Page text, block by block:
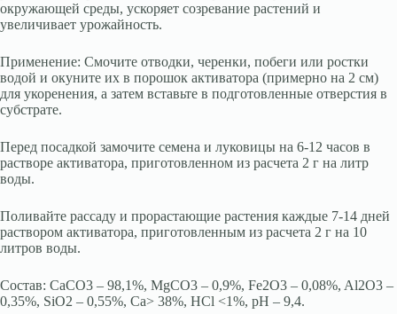
окружающей среды, ускоряет созревание растений и
увеличивает урожайность.
Применение: Смочите отводки, черенки, побеги или ростки
водой и окуните их в порошок активатора (примерно на 2 см)
для укоренения, а затем вставьте в подготовленные отверстия в
субстрате.
Перед посадкой замочите семена и луковицы на 6-12 часов в
растворе активатора, приготовленном из расчета 2 г на литр
воды.
Поливайте рассаду и прорастающие растения каждые 7-14 дней
раствором активатора, приготовленным из расчета 2 г на 10
литров воды.
Состав: CaCO3 – 98,1%, MgCO3 – 0,9%, Fe2O3 – 0,08%, Al2O3 –
0,35%, SiO2 – 0,55%, Ca> 38%, HCl <1%, pH – 9,4.